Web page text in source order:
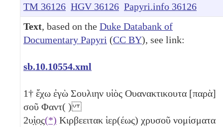
TM 36126 HGV 36126 Papyri.info 36126
Text, based on the Duke Databank of
Documentary Papyri (CC BY), see link:
sb.10.10554.xml
1† ἔχω ἐγὼ Σουλιην υἱὸς Ουανακτικουτα [παρὰ]
σοῦ Φαντ( )
2υ̣ἱ̣ο̣ς(*) Κιρβεειτακ ἱερ(έως) χρυσοῦ νομίσματα